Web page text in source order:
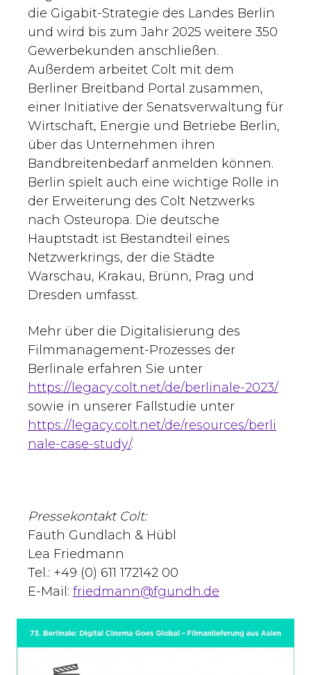
die Gigabit-Strategie des Landes Berlin
und wird bis zum Jahr 2025 weitere 350
Gewerbekunden anschließen.
Außerdem arbeitet Colt mit dem
Berliner Breitband Portal zusammen,
einer Initiative der Senatsverwaltung für
Wirtschaft, Energie und Betriebe Berlin,
über das Unternehmen ihren
Bandbreitenbedarf anmelden können.
Berlin spielt auch eine wichtige Rolle in
der Erweiterung des Colt Netzwerks
nach Osteuropa. Die deutsche
Hauptstadt ist Bestandteil eines
Netzwerkrings, der die Städte
Warschau, Krakau, Brünn, Prag und
Dresden umfasst.
Mehr über die Digitalisierung des
Filmmanagement-Prozesses der
Berlinale erfahren Sie unter
https://legacy.colt.net/de/berlinale-2023/
sowie in unserer Fallstudie unter
https://legacy.colt.net/de/resources/berli
nale-case-study/.
Pressekontakt Colt:
Fauth Gundlach & Hübl
Lea Friedmann
Tel.: +49 (0) 611 172142 00
E-Mail: friedmann@fgundh.de